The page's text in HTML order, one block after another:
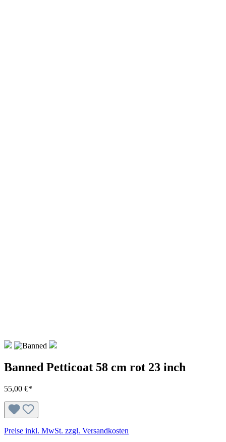
Banned Petticoat 58 cm rot 23 inch
55,00 €*
Preise inkl. MwSt. zzgl. Versandkosten